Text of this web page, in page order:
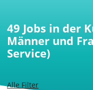
Alle Filter
49 Jobs in der
Männer und
Service)